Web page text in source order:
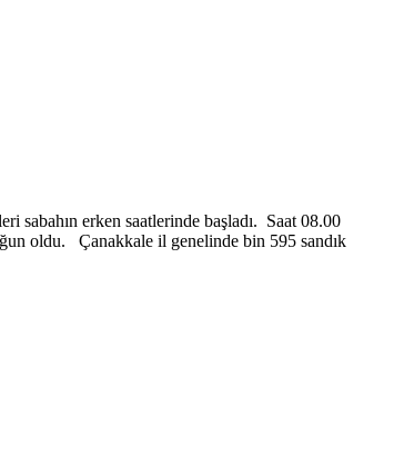
sabahın erken saatlerinde başladı. Saat 08.00
oldu. Çanakkale il genelinde bin 595 sandık